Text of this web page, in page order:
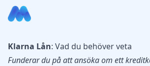
Klarna Lån: Vad du behöver veta
Funderar du på att ansöka om ett